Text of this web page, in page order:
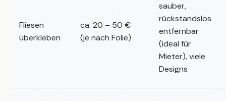
Fliesen
überkleben
ca. 20 – 50 €
(je nach Folie)
sauber,
rückstandslos
entfernbar
(ideal für
Mieter), viele
Designs